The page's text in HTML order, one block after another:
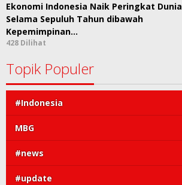
Ekonomi Indonesia Naik Peringkat Dunia
Selama Sepuluh Tahun dibawah
Kepemimpinan…
428 Dilihat
Topik Populer
#Indonesia
MBG
#news
#update